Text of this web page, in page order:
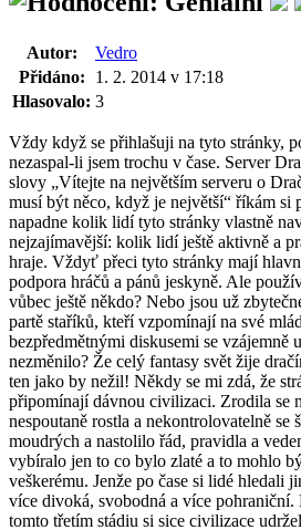
Autor:
Vedro
Přidáno:
1. 2. 2014 v 17:18
Hlasovalo: 3
Vždy když se přihlašuji na tyto stránky,
nezaspal-li jsem trochu v čase. Server
slovy „Vítejte na největším serveru o
musí být něco, když je největší“ říkám si
napadne kolik lidí tyto stránky vlastně
nejzajímavější: kolik lidí ještě aktivně a
hraje. Vždyť přeci tyto stránky mají
podpora hráčů a pánů jeskyně. Ale
vůbec ještě někdo? Nebo jsou už
partě staříků, kteří vzpomínají na své
bezpředmětnými diskusemi se vzájemně
nezměnilo? Že celý fantasy svět žije
ten jako by nežil! Někdy se mi zdá, že
připomínají dávnou civilizaci. Zrodila se
nespoutaně rostla a nekontrolovatelně
moudrých a nastolilo řád, pravidla a
vybíralo jen to co bylo zlaté a to mohlo
veškerému. Jenže po čase si lidé hledali
více divoká, svobodná a více pohraniční.
tomto třetím stádiu si sice civilizace